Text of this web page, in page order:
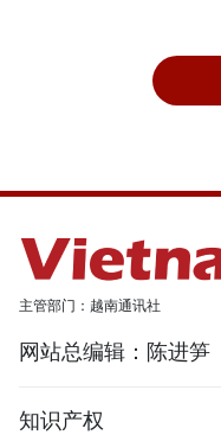
主管部门：越南通讯社
网站总编辑：陈进笋
知识产权